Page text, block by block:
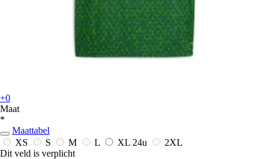
+0
Maat
*
Maattabel
XS
S M L XL 24u
2XL
Dit veld is verplicht